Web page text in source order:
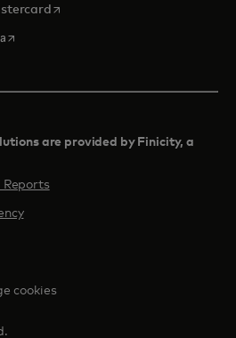
opens in a new tab
opens in a new tab
are provided by Finicity, a
Reports
cookies